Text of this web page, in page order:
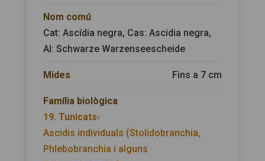
Nom comú
Cat: Ascídia negra, Cas: Ascidia negra,
Al: Schwarze Warzenseescheide
Mides Fins a 7 cm
Família biològica
19. Tunicats›
Ascidis individuals (Stolidobranchia,
Phlebobranchia i alguns